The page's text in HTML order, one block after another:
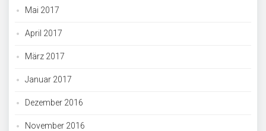
Mai 2017
April 2017
März 2017
Januar 2017
Dezember 2016
November 2016